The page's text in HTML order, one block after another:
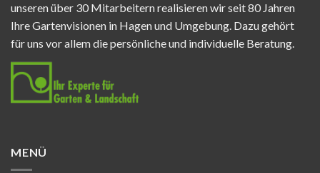
unseren über 30 Mitarbeitern realisieren wir seit 80 Jahren
Ihre Gartenvisionen in Hagen und Umgebung. Dazu gehört
für uns vor allem die persönliche und individuelle Beratung.
MENÜ